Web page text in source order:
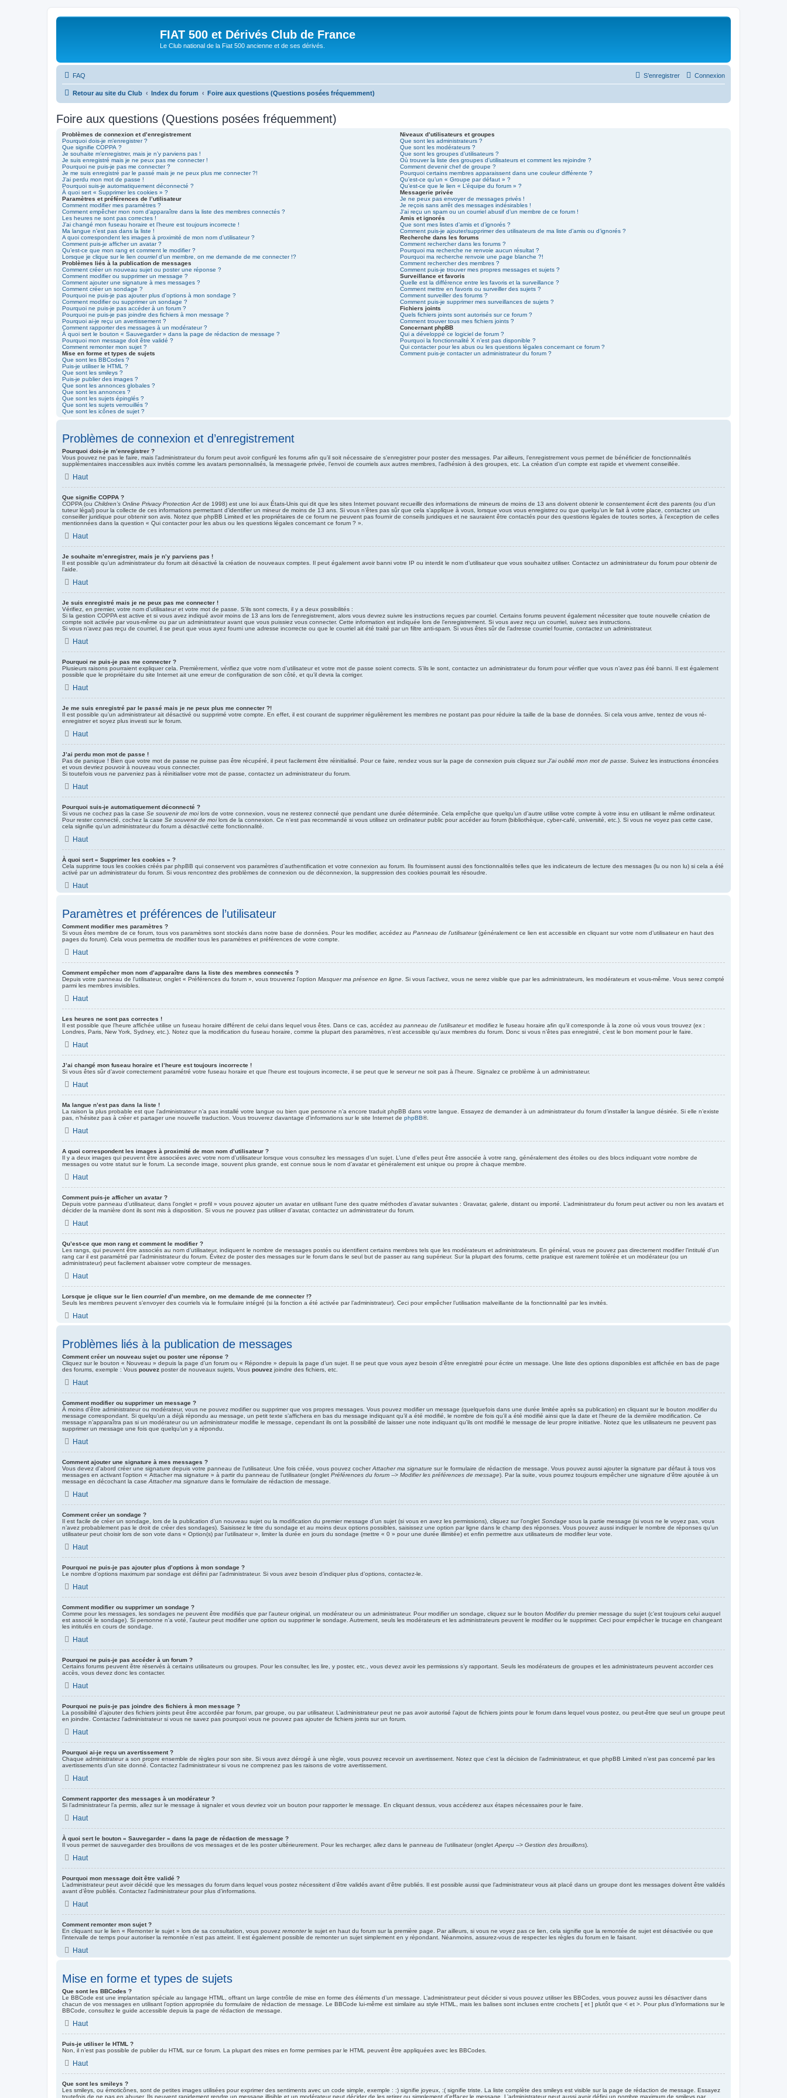
FIAT 500 et Dérivés Club de France
Le Club national de la Fiat 500 ancienne et de ses dérivés.
FAQ Connexion
S’enregistrer
Retour au site du Club Index du forum Foire aux questions (Questions posées fréquemment)
Foire aux questions (Questions posées fréquemment)
Problèmes de connexion et d’enregistrement
Pourquoi dois-je m’enregistrer ?
Que signifie COPPA ?
Je souhaite m’enregistrer, mais je n’y parviens pas !
Je suis enregistré mais je ne peux pas me connecter !
Pourquoi ne puis-je pas me connecter ?
Je me suis enregistré par le passé mais je ne peux plus me connecter ?!
J’ai perdu mon mot de passe !
Pourquoi suis-je automatiquement déconnecté ?
À quoi sert « Supprimer les cookies » ?
Paramètres et préférences de l’utilisateur
Comment modifier mes paramètres ?
Comment empêcher mon nom d’apparaître dans la liste des membres connectés ?
Les heures ne sont pas correctes !
J’ai changé mon fuseau horaire et l’heure est toujours incorrecte !
Ma langue n’est pas dans la liste !
A quoi correspondent les images à proximité de mon nom d’utilisateur ?
Comment puis-je afficher un avatar ?
Qu’est-ce que mon rang et comment le modifier ?
Lorsque je clique sur le lien courrield’un membre, on me demande de me connecter !?
Problèmes liés à la publication de messages
Comment créer un nouveau sujet ou poster une réponse ?
Comment modifier ou supprimer un message ?
Comment ajouter une signature à mes messages ?
Comment créer un sondage ?
Pourquoi ne puis-je pas ajouter plus d’options à mon sondage ?
Comment modifier ou supprimer un sondage ?
Pourquoi ne puis-je pas accéder à un forum ?
Pourquoi ne puis-je pas joindre des fichiers à mon message ?
Pourquoi ai-je reçu un avertissement ?
Comment rapporter des messages à un modérateur ?
À quoi sert le bouton « Sauvegarder » dans la page de rédaction de message ?
Pourquoi mon message doit être validé ?
Comment remonter mon sujet ?
Mise en forme et types de sujets
Que sont les BBCodes ?
Puis-je utiliser le HTML ?
Que sont les smileys ?
Puis-je publier des images ?
Que sont les annonces globales ?
Que sont les annonces ?
Que sont les sujets épinglés ?
Que sont les sujets verrouillés ?
Que sont les icônes de sujet ?
Niveaux d’utilisateurs et groupes
Que sont les administrateurs ?
Que sont les modérateurs ?
Que sont les groupes d’utilisateurs ?
Où trouver la liste des groupes d’utilisateurs et comment les rejoindre ?
Comment devenir chef de groupe ?
Pourquoi certains membres apparaissent dans une couleur différente ?
Qu’est-ce qu’un « Groupe par défaut » ?
Qu’est-ce que le lien « L’équipe du forum » ?
Messagerie privée
Je ne peux pas envoyer de messages privés !
Je reçois sans arrêt des messages indésirables !
J’ai reçu un spam ou un courriel abusif d’un membre de ce forum !
Amis et ignorés
Que sont mes listes d’amis et d’ignorés ?
Comment puis-je ajouter/supprimer des utilisateurs de ma liste d’amis ou d’ignorés ?
Recherche dans les forums
Comment rechercher dans les forums ?
Pourquoi ma recherche ne renvoie aucun résultat ?
Pourquoi ma recherche renvoie une page blanche ?!
Comment rechercher des membres ?
Comment puis-je trouver mes propres messages et sujets ?
Surveillance et favoris
Quelle est la différence entre les favoris et la surveillance ?
Comment mettre en favoris ou surveiller des sujets ?
Comment surveiller des forums ?
Comment puis-je supprimer mes surveillances de sujets ?
Fichiers joints
Quels fichiers joints sont autorisés sur ce forum ?
Comment trouver tous mes fichiers joints ?
Concernant phpBB
Qui a développé ce logiciel de forum ?
Pourquoi la fonctionnalité X n’est pas disponible ?
Qui contacter pour les abus ou les questions légales concernant ce forum ?
Comment puis-je contacter un administrateur du forum ?
Problèmes de connexion et d’enregistrement
Pourquoi dois-je m’enregistrer ?
Vous pouvez ne pas le faire, mais l’administrateur du forum peut avoir configuré les forums afin qu’il soit nécessaire de s’enregistrer pour poster des messages. Par ailleurs, l’enregistrement vous permet de bénéficier de fonctionnalités
supplémentaires inaccessibles aux invités comme les avatars personnalisés, la messagerie privée, l’envoi de courriels aux autres membres, l’adhésion à des groupes, etc. La création d’un compte est rapide et vivement conseillée.
Haut
Que signifie COPPA ?
COPPA (ou Children’s Online Privacy Protection Act de 1998) est une loi aux États-Unis qui dit que les sites Internet pouvant recueillir des informations de mineurs de moins de 13 ans doivent obtenir le consentement écrit des parents (ou d’un
tuteur légal) pour la collecte de ces informations permettant d’identifier un mineur de moins de 13 ans. Si vous n’êtes pas sûr que cela s’applique à vous, lorsque vous vous enregistrez ou que quelqu’un le fait à votre place, contactez un
conseiller juridique pour obtenir son avis. Notez que phpBB Limited et les propriétaires de ce forum ne peuvent pas fournir de conseils juridiques et ne sauraient être contactés pour des questions légales de toutes sortes, à l’exception de celles
mentionnées dans la question « Qui contacter pour les abus ou les questions légales concernant ce forum ? ».
Haut
Je souhaite m’enregistrer, mais je n’y parviens pas !
Il est possible qu’un administrateur du forum ait désactivé la création de nouveaux comptes. Il peut également avoir banni votre IP ou interdit le nom d’utilisateur que vous souhaitez utiliser. Contactez un administrateur du forum pour obtenir de
l’aide.
Haut
Je suis enregistré mais je ne peux pas me connecter !
Vérifiez, en premier, votre nom d’utilisateur et votre mot de passe. S’ils sont corrects, il y a deux possibilités :
Si la gestion COPPA est active et si vous avez indiqué avoir moins de 13 ans lors de l’enregistrement, alors vous devrez suivre les instructions reçues par courriel. Certains forums peuvent également nécessiter que toute nouvelle création de
compte soit activée par vous-même ou par un administrateur avant que vous puissiez vous connecter. Cette information est indiquée lors de l’enregistrement. Si vous avez reçu un courriel, suivez ses instructions.
Si vous n’avez pas reçu de courriel, il se peut que vous ayez fourni une adresse incorrecte ou que le courriel ait été traité par un filtre anti-spam. Si vous êtes sûr de l’adresse courriel fournie, contactez un administrateur.
Haut
Pourquoi ne puis-je pas me connecter ?
Plusieurs raisons pourraient expliquer cela. Premièrement, vérifiez que votre nom d’utilisateur et votre mot de passe soient corrects. S’ils le sont, contactez un administrateur du forum pour vérifier que vous n’avez pas été banni. Il est également
possible que le propriétaire du site Internet ait une erreur de configuration de son côté, et qu’il devra la corriger.
Haut
Je me suis enregistré par le passé mais je ne peux plus me connecter ?!
Il est possible qu’un administrateur ait désactivé ou supprimé votre compte. En effet, il est courant de supprimer régulièrement les membres ne postant pas pour réduire la taille de la base de données. Si cela vous arrive, tentez de vous ré-
enregistrer et soyez plus investi sur le forum.
Haut
J’ai perdu mon mot de passe !
Pas de panique ! Bien que votre mot de passe ne puisse pas être récupéré, il peut facilement être réinitialisé. Pour ce faire, rendez vous sur la page de connexion puis cliquez surJ’ai oublié mon mot de passe . Suivez les instructions énoncées
et vous devriez pouvoir à nouveau vous connecter.
Si toutefois vous ne parveniez pas à réinitialiser votre mot de passe, contactez un administrateur du forum.
Haut
Pourquoi suis-je automatiquement déconnecté ?
Si vous ne cochez pas la case Se souvenir de moilors de votre connexion, vous ne resterez connecté que pendant une durée déterminée. Cela empêche que quelqu’un d’autre utilise votre compte à votre insu en utilisant le même ordinateur.
Pour rester connecté, cochez la case Se souvenir de moilors de la connexion. Ce n’est pas recommandé si vous utilisez un ordinateur public pour accéder au forum (bibliothèque, cyber-café, université, etc.). Si vous ne voyez pas cette case,
cela signifie qu’un administrateur du forum a désactivé cette fonctionnalité.
Haut
À quoi sert « Supprimer les cookies » ?
Cela supprime tous les cookies créés par phpBB qui conservent vos paramètres d’authentification et votre connexion au forum. Ils fournissent aussi des fonctionnalités telles que les indicateurs de lecture des messages (lu ou non lu) si cela a été
activé par un administrateur du forum. Si vous rencontrez des problèmes de connexion ou de déconnexion, la suppression des cookies pourrait les résoudre.
Haut
Paramètres et préférences de l’utilisateur
Comment modifier mes paramètres ?
Si vous êtes membre de ce forum, tous vos paramètres sont stockés dans notre base de données. Pour les modifier, accédez au Panneau de l’utilisateur(généralement ce lien est accessible en cliquant sur votre nom d’utilisateur en haut des
pages du forum). Cela vous permettra de modifier tous les paramètres et préférences de votre compte.
Haut
Comment empêcher mon nom d’apparaître dans la liste des membres connectés ?
Depuis votre panneau de l’utilisateur, onglet « Préférences du forum », vous trouverez l’option Masquer ma présence en ligne . Si vous l’activez, vous ne serez visible que par les administrateurs, les modérateurs et vous-même. Vous serez compté
parmi les membres invisibles.
Haut
Les heures ne sont pas correctes !
Il est possible que l’heure affichée utilise un fuseau horaire différent de celui dans lequel vous êtes. Dans ce cas, accédez au panneau de l’utilisateuret modifiez le fuseau horaire afin qu’il corresponde à la zone où vous vous trouvez (ex :
Londres, Paris, New York, Sydney, etc.). Notez que la modification du fuseau horaire, comme la plupart des paramètres, n’est accessible qu’aux membres du forum. Donc si vous n’êtes pas enregistré, c’est le bon moment pour le faire.
Haut
J’ai changé mon fuseau horaire et l’heure est toujours incorrecte !
Si vous êtes sûr d’avoir correctement paramétré votre fuseau horaire et que l’heure est toujours incorrecte, il se peut que le serveur ne soit pas à l’heure. Signalez ce problème à un administrateur.
Haut
Ma langue n’est pas dans la liste !
La raison la plus probable est que l’administrateur n’a pas installé votre langue ou bien que personne n’a encore traduit phpBB dans votre langue. Essayez de demander à un administrateur du forum d’installer la langue désirée. Si elle n’existe
pas, n’hésitez pas à créer et partager une nouvelle traduction. Vous trouverez davantage d’informations sur le site Internet de phpBB®.
Haut
A quoi correspondent les images à proximité de mon nom d’utilisateur ?
Il y a deux images qui peuvent être associées avec votre nom d’utilisateur lorsque vous consultez les messages d’un sujet. L’une d’elles peut être associée à votre rang, généralement des étoiles ou des blocs indiquant votre nombre de
messages ou votre statut sur le forum. La seconde image, souvent plus grande, est connue sous le nom d’avatar et généralement est unique ou propre à chaque membre.
Haut
Comment puis-je afficher un avatar ?
Depuis votre panneau d’utilisateur, dans l’onglet « profil » vous pouvez ajouter un avatar en utilisant l’une des quatre méthodes d’avatar suivantes : Gravatar, galerie, distant ou importé. L’administrateur du forum peut activer ou non les avatars et
décider de la manière dont ils sont mis à disposition. Si vous ne pouvez pas utiliser d’avatar, contactez un administrateur du forum.
Haut
Qu’est-ce que mon rang et comment le modifier ?
Les rangs, qui peuvent être associés au nom d’utilisateur, indiquent le nombre de messages postés ou identifient certains membres tels que les modérateurs et administrateurs. En général, vous ne pouvez pas directement modifier l’intitulé d’un
rang car il est paramétré par l’administrateur du forum. Évitez de poster des messages sur le forum dans le seul but de passer au rang supérieur. Sur la plupart des forums, cette pratique est rarement tolérée et un modérateur (ou un
administrateur) peut facilement abaisser votre compteur de messages.
Haut
Lorsque je clique sur le lien courriel d’un membre, on me demande de me connecter !?
Seuls les membres peuvent s’envoyer des courriels via le formulaire intégré (si la fonction a été activée par l’administrateur). Ceci pour empêcher l’utilisation malveillante de la fonctionnalité par les invités.
Haut
Problèmes liés à la publication de messages
Comment créer un nouveau sujet ou poster une réponse ?
Cliquez sur le bouton « Nouveau » depuis la page d’un forum ou « Répondre » depuis la page d’un sujet. Il se peut que vous ayez besoin d’être enregistré pour écrire un message. Une liste des options disponibles est affichée en bas de page
des forums, exemple : Vous pouvez poster de nouveaux sujets, Vous pouvez joindre des fichiers, etc.
Haut
Comment modifier ou supprimer un message ?
À moins d’être administrateur ou modérateur, vous ne pouvez modifier ou supprimer que vos propres messages. Vous pouvez modifier un message (quelquefois dans une durée limitée après sa publication) en cliquant sur le bouton modifierdu
message correspondant. Si quelqu’un a déjà répondu au message, un petit texte s’affichera en bas du message indiquant qu’il a été modifié, le nombre de fois qu’il a été modifié ainsi que la date et l’heure de la dernière modification. Ce
message n’apparaîtra pas si un modérateur ou un administrateur modifie le message, cependant ils ont la possibilité de laisser une note indiquant qu’ils ont modifié le message de leur propre initiative. Notez que les utilisateurs ne peuvent pas
supprimer un message une fois que quelqu’un y a répondu.
Haut
Comment ajouter une signature à mes messages ?
Vous devez d’abord créer une signature depuis votre panneau de l’utilisateur. Une fois créée, vous pouvez cocherAttacher ma signature sur le formulaire de rédaction de message. Vous pouvez aussi ajouter la signature par défaut à tous vos
messages en activant l’option « Attacher ma signature » à partir du panneau de l’utilisateur (onglet Préférences du forum --> Modifier les préférences de message). Par la suite, vous pourrez toujours empêcher une signature d’être ajoutée à un
message en décochant la case Attacher ma signature dans le formulaire de rédaction de message.
Haut
Comment créer un sondage ?
Il est facile de créer un sondage, lors de la publication d’un nouveau sujet ou la modification du premier message d’un sujet (si vous en avez les permissions), cliquez sur l’onglet Sondage sous la partie message (si vous ne le voyez pas, vous
n’avez probablement pas le droit de créer des sondages). Saisissez le titre du sondage et au moins deux options possibles, saisissez une option par ligne dans le champ des réponses. Vous pouvez aussi indiquer le nombre de réponses qu’un
utilisateur peut choisir lors de son vote dans « Option(s) par l’utilisateur », limiter la durée en jours du sondage (mettre « 0 » pour une durée illimitée) et enfin permettre aux utilisateurs de modifier leur vote.
Haut
Pourquoi ne puis-je pas ajouter plus d’options à mon sondage ?
Le nombre d’options maximum par sondage est défini par l’administrateur. Si vous avez besoin d’indiquer plus d’options, contactez-le.
Haut
Comment modifier ou supprimer un sondage ?
Comme pour les messages, les sondages ne peuvent être modifiés que par l’auteur original, un modérateur ou un administrateur. Pour modifier un sondage, cliquez sur le bouton Modifierdu premier message du sujet (c’est toujours celui auquel
est associé le sondage). Si personne n’a voté, l’auteur peut modifier une option ou supprimer le sondage. Autrement, seuls les modérateurs et les administrateurs peuvent le modifier ou le supprimer. Ceci pour empêcher le trucage en changeant
les intitulés en cours de sondage.
Haut
Pourquoi ne puis-je pas accéder à un forum ?
Certains forums peuvent être réservés à certains utilisateurs ou groupes. Pour les consulter, les lire, y poster, etc., vous devez avoir les permissions s’y rapportant. Seuls les modérateurs de groupes et les administrateurs peuvent accorder ces
accès, vous devez donc les contacter.
Haut
Pourquoi ne puis-je pas joindre des fichiers à mon message ?
La possibilité d’ajouter des fichiers joints peut être accordée par forum, par groupe, ou par utilisateur. L’administrateur peut ne pas avoir autorisé l’ajout de fichiers joints pour le forum dans lequel vous postez, ou peut-être que seul un groupe peut
en joindre. Contactez l’administrateur si vous ne savez pas pourquoi vous ne pouvez pas ajouter de fichiers joints sur un forum.
Haut
Pourquoi ai-je reçu un avertissement ?
Chaque administrateur a son propre ensemble de règles pour son site. Si vous avez dérogé à une règle, vous pouvez recevoir un avertissement. Notez que c’est la décision de l’administrateur, et que phpBB Limited n’est pas concerné par les
avertissements d’un site donné. Contactez l’administrateur si vous ne comprenez pas les raisons de votre avertissement.
Haut
Comment rapporter des messages à un modérateur ?
Si l’administrateur l’a permis, allez sur le message à signaler et vous devriez voir un bouton pour rapporter le message. En cliquant dessus, vous accéderez aux étapes nécessaires pour le faire.
Haut
À quoi sert le bouton « Sauvegarder » dans la page de rédaction de message ?
Il vous permet de sauvegarder des brouillons de vos messages et de les poster ultérieurement. Pour les recharger, allez dans le panneau de l’utilisateur (onglet Aperçu --> Gestion des brouillons).
Haut
Pourquoi mon message doit être validé ?
L’administrateur peut avoir décidé que les messages du forum dans lequel vous postez nécessitent d’être validés avant d’être publiés. Il est possible aussi que l’administrateur vous ait placé dans un groupe dont les messages doivent être validés
avant d’être publiés. Contactez l’administrateur pour plus d’informations.
Haut
Comment remonter mon sujet ?
En cliquant sur le lien « Remonter le sujet » lors de sa consultation, vous pouvez remonterle sujet en haut du forum sur la première page. Par ailleurs, si vous ne voyez pas ce lien, cela signifie que la remontée de sujet est désactivée ou que
l’intervalle de temps pour autoriser la remontée n’est pas atteint. Il est également possible de remonter un sujet simplement en y répondant. Néanmoins, assurez-vous de respecter les règles du forum en le faisant.
Haut
Mise en forme et types de sujets
Que sont les BBCodes ?
Le BBCode est une implantation spéciale au langage HTML, offrant un large contrôle de mise en forme des éléments d’un message. L’administrateur peut décider si vous pouvez utiliser les BBCodes, vous pouvez aussi les désactiver dans
chacun de vos messages en utilisant l’option appropriée du formulaire de rédaction de message. Le BBCode lui-même est similaire au style HTML, mais les balises sont incluses entre crochets [ et ] plutôt que < et >. Pour plus d’informations sur le
BBCode, consultez le guide accessible depuis la page de rédaction de message.
Haut
Puis-je utiliser le HTML ?
Non, il n’est pas possible de publier du HTML sur ce forum. La plupart des mises en forme permises par le HTML peuvent être appliquées avec les BBCodes.
Haut
Que sont les smileys ?
Les smileys, ou émoticônes, sont de petites images utilisées pour exprimer des sentiments avec un code simple, exemple : :) signifie joyeux, :( signifie triste. La liste complète des smileys est visible sur la page de rédaction de message. Essayez
toutefois de ne pas en abuser. Ils peuvent rapidement rendre un message illisible et un modérateur peut décider de les retirer ou simplement d’effacer le message. L’administrateur peut aussi avoir défini un nombre maximum de smileys par